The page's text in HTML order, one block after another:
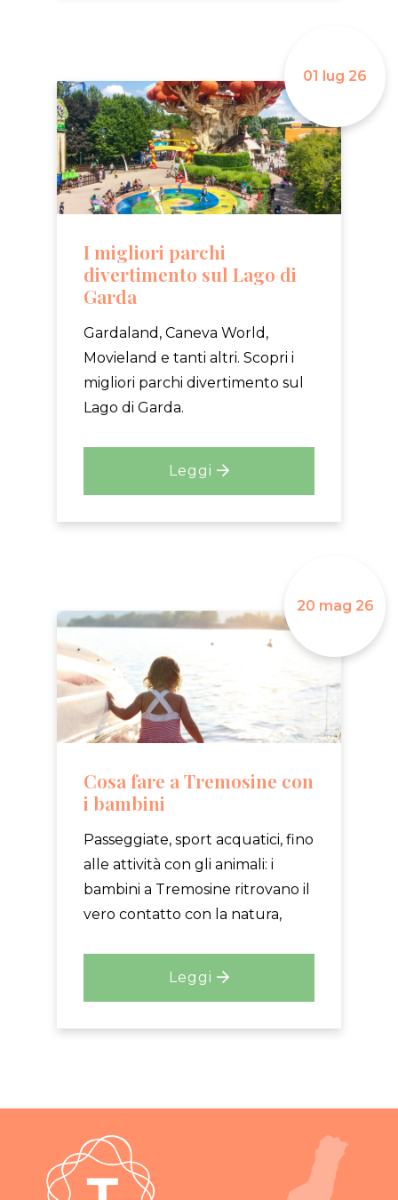
I migliori parchi
divertimento sul Lago di
Garda
Gardaland, Caneva World,
Movieland e tanti altri. Scopri i
migliori parchi divertimento sul
Lago di Garda.
Leggi
01 lug 26
Cosa fare a Tremosine con
i bambini
Passeggiate, sport acquatici, fino
alle attività con gli animali: i
bambini a Tremosine ritrovano il
vero contatto con la natura,
Leggi
20 mag 26